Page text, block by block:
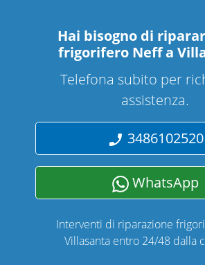
Hai bisogno di
frigorifero Neff a
Telefona subito per
assistenza.
3486102520
WhatsApp
Interventi di riparazione
Villasanta entro 24/48 dalla